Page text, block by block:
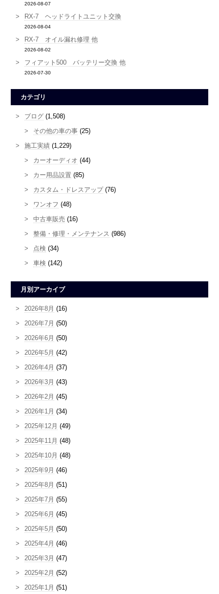
2026-08-07
RX-7 ヘッドライトユニット交換
2026-08-04
RX-7 オイル漏れ修理 他
2026-08-02
フィアット500 バッテリー交換 他
2026-07-30
カテゴリ
ブログ (1,508)
その他の車の事 (25)
施工実績 (1,229)
カーオーディオ (44)
カー用品設置 (85)
カスタム・ドレスアップ(76)
ワンオフ (48)
中古車販売 (16)
整備・修理・メンテナンス (986)
点検 (34)
車検 (142)
月別アーカイブ
2026年8月 (16)
2026年7月 (50)
2026年6月 (50)
2026年5月 (42)
2026年4月 (37)
2026年3月 (43)
2026年2月 (45)
2026年1月 (34)
2025年12月 (49)
2025年11月 (48)
2025年10月 (48)
2025年9月 (46)
2025年8月 (51)
2025年7月 (55)
2025年6月 (45)
2025年5月 (50)
2025年4月 (46)
2025年3月 (47)
2025年2月 (52)
2025年1月 (51)